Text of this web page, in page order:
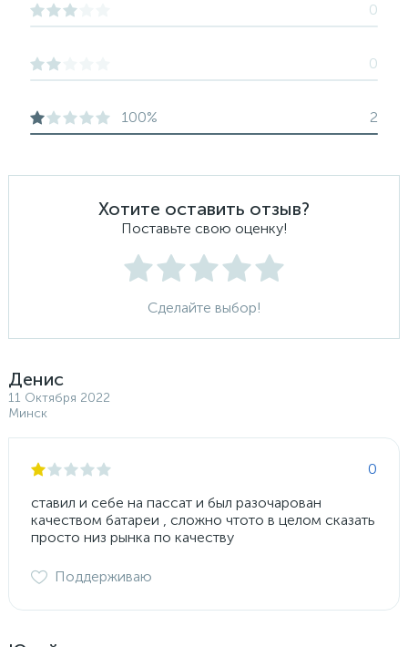
Хотите оставить отзыв?
Поставьте свою оценку!
Сделайте выбор!
Денис
11 Октября 2022
Минск
0
ставил и себе на пассат и был разочарован
качеством батареи , сложно чтото в целом сказать
просто низ рынка по качеству
Поддерживаю
0
0
100% 2